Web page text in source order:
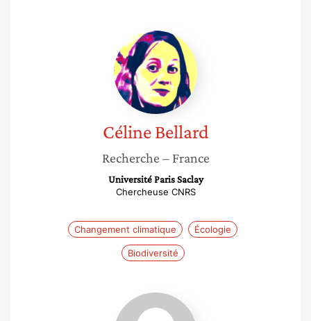
Céline
Bellard
Céline Bellard
Recherche – France
Université Paris Saclay
Chercheuse CNRS
Changement climatique Écologie
Biodiversité
Béatrice
Bouvier